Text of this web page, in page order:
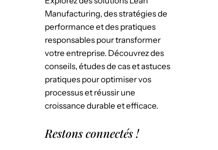
Manufacturing, des stratégies de
performance et des pratiques
responsables pour transformer
votre entreprise. Découvrez des
conseils, études de cas et astuces
pratiques pour optimiser vos
processus et réussir une
croissance durable et efficace.
Restons connectés !